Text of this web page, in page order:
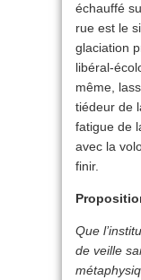
échauffé
rue est le
glaciation
libéral-
même,
tiédeur de
fatigue de
avec la
finir.
Que
de veille